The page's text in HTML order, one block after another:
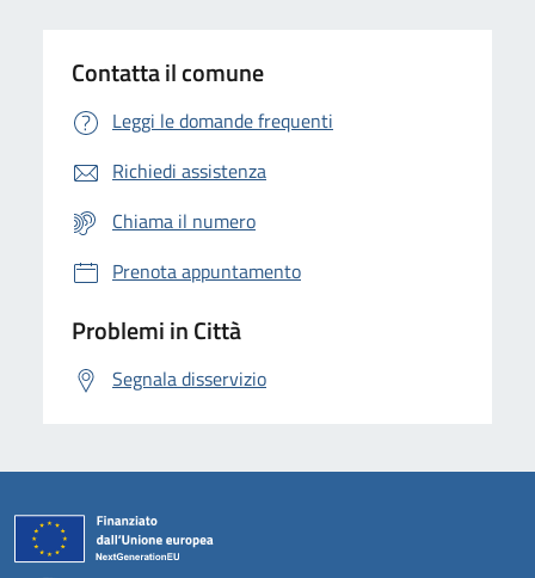
Contatta il comune
Leggi le domande frequenti
Richiedi assistenza
Chiama il numero
Prenota appuntamento
Problemi in Città
Segnala disservizio